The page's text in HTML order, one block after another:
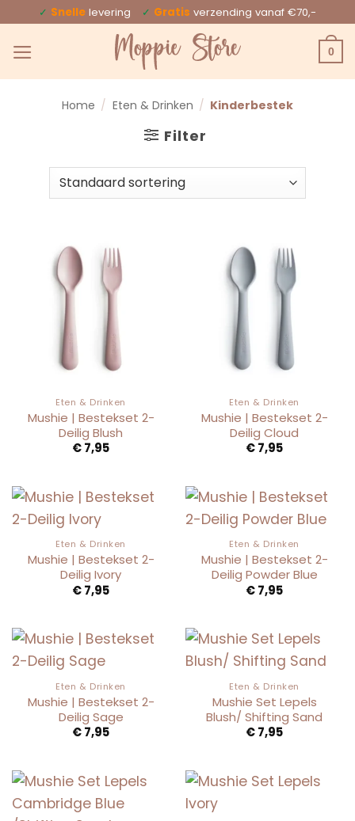
inhoud
✓ Snelle levering ✓ Gratis verzending vanaf €70,-
0
Home / Eten & Drinken / Kinderbestek
Filter
Eten & Drinken
Mushie | Bestekset 2-
Deilig Blush
€7,95
Eten & Drinken
Mushie | Bestekset 2-
Deilig Cloud
€7,95
Eten & Drinken
Mushie | Bestekset 2-
Deilig Ivory
€7,95
Eten & Drinken
Mushie | Bestekset 2-
Deilig Powder Blue
€7,95
Eten & Drinken
Mushie | Bestekset 2-
Deilig Sage
€7,95
Eten & Drinken
Mushie Set Lepels
Blush/ Shifting Sand
€7,95